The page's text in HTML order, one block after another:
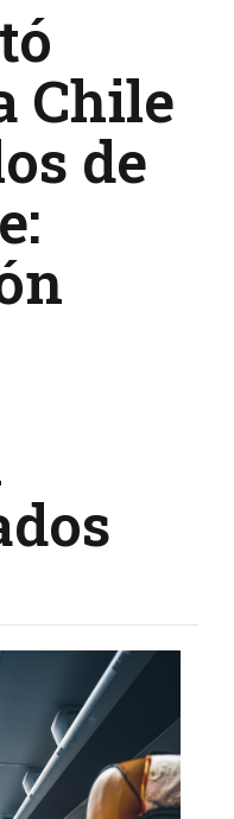
Chile
de